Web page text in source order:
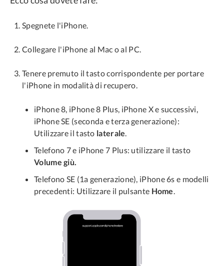
Spegnete l'iPhone.
Collegare l'iPhone al Mac o al PC.
Tenere premuto il tasto corrispondente per portare
l'iPhone in modalità di recupero.
iPhone 8, iPhone 8 Plus, iPhone X e successivi,
iPhone SE (seconda e terza generazione):
Utilizzare il tasto laterale.
Telefono 7 e iPhone 7 Plus: utilizzare il tasto
Volume giù.
Telefono SE (1a generazione), iPhone 6s e modelli
precedenti: Utilizzare il pulsante Home.